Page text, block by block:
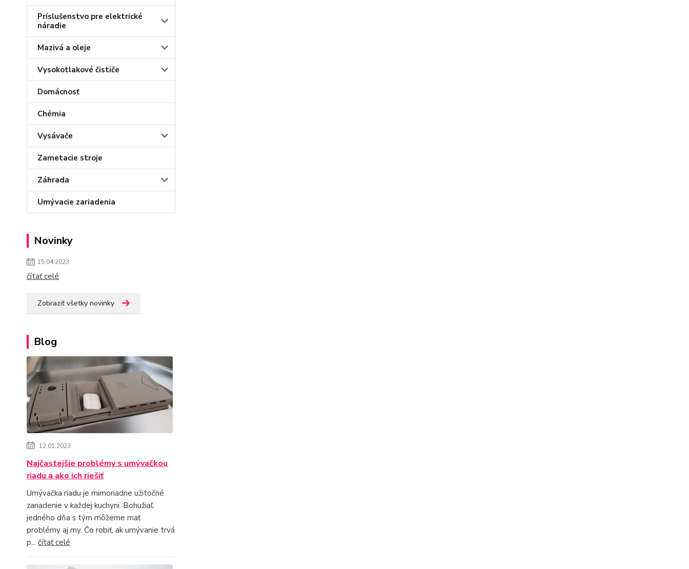
Príslušenstvo pre elektrické
náradie
Mazivá a oleje
Vysokotlakové čističe
Domácnosť
Chémia
Vysávače
Zametacie stroje
Záhrada
Umývacie zariadenia
Novinky
15.04.2023
čítať celé
Zobraziť všetky novinky
Blog
12.01.2023
Najčastejšie problémy s umývačkou
riadu a ako ich riešiť
Umývačka riadu je mimoriadne užitočné
zariadenie v každej kuchyni. Bohužiaľ,
jedného dňa s tým môžeme mať
problémy aj my. Čo robiť, ak umývanie trvá
p... čítať celé